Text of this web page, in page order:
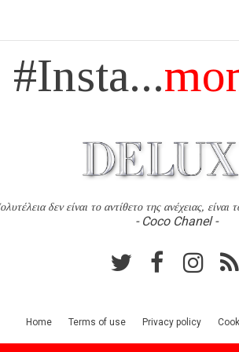
#Insta...
δεν είναι το αντίθετο της ανέχειας, είναι
- Coco Chanel -
Home Terms of use Privacy policy